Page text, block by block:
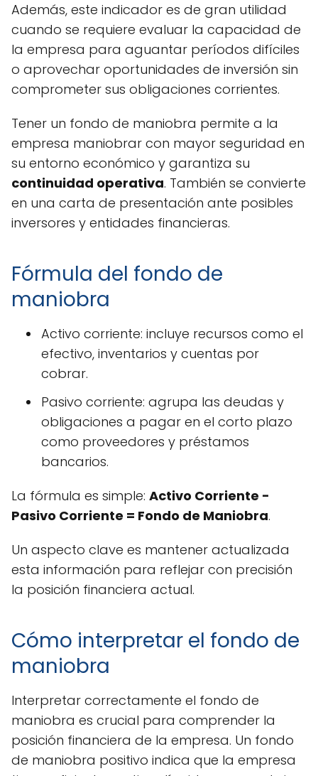
Además, este indicador es de gran utilidad
cuando se requiere evaluar la capacidad de
la empresa para aguantar períodos difíciles
o aprovechar oportunidades de inversión sin
comprometer sus obligaciones corrientes.
Tener un fondo de maniobra permite a la
empresa maniobrar con mayor seguridad en
su entorno económico y garantiza su
continuidad operativa. También se convierte
en una carta de presentación ante posibles
inversores y entidades financieras.
Fórmula del fondo de
maniobra
Activo corriente: incluye recursos como el
efectivo, inventarios y cuentas por
cobrar.
Pasivo corriente: agrupa las deudas y
obligaciones a pagar en el corto plazo
como proveedores y préstamos
bancarios.
La fórmula es simple: Activo Corriente -
Pasivo Corriente = Fondo de Maniobra.
Un aspecto clave es mantener actualizada
esta información para reflejar con precisión
la posición financiera actual.
Cómo interpretar el fondo de
maniobra
Interpretar correctamente el fondo de
maniobra es crucial para comprender la
posición financiera de la empresa. Un fondo
de maniobra positivo indica que la empresa